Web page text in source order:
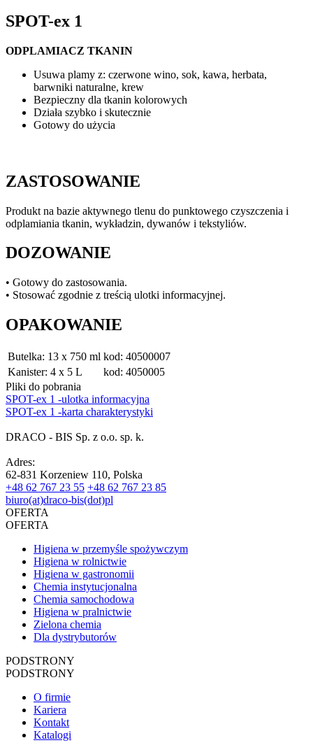
SPOT-ex 1
ODPLAMIACZ TKANIN
Usuwa plamy z: czerwone wino, sok, kawa, herbata,
barwniki naturalne, krew
Bezpieczny dla tkanin kolorowych
Działa szybko i skutecznie
Gotowy do użycia
ZASTOSOWANIE
Produkt na bazie aktywnego tlenu do punktowego czyszczenia i
odplamiania tkanin, wykładzin, dywanów i tekstyliów.
DOZOWANIE
• Gotowy do zastosowania.
• Stosować zgodnie z treścią ulotki informacyjnej.
OPAKOWANIE
Butelka: 13 x 750 ml kod: 40500007
Kanister: 4 x 5 L
kod: 4050005
Pliki do pobrania
SPOT-ex 1 -ulotka informacyjna
SPOT-ex 1 -karta charakterystyki
DRACO - BIS Sp. z o.o. sp. k.
Adres:
62-831 Korzeniew 110, Polska
+48 62 767 23 55 +48 62 767 23 85
biuro(at)draco-bis(dot)pl
OFERTA
OFERTA
Higiena w przemyśle spożywczym
Higiena w rolnictwie
Higiena w gastronomii
Chemia instytucjonalna
Chemia samochodowa
Higiena w pralnictwie
Zielona chemia
Dla dystrybutorów
PODSTRONY
PODSTRONY
O firmie
Kariera
Kontakt
Katalogi